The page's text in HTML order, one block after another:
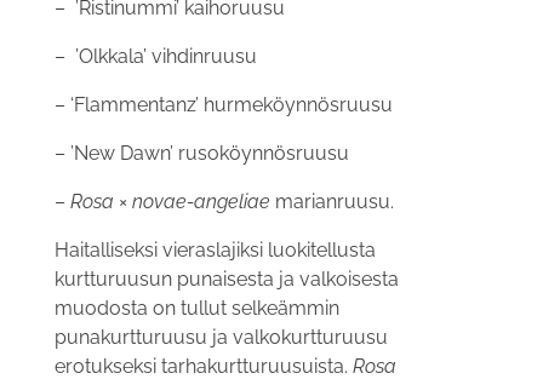
– ’Ristinummi’ kaihoruusu
– ’Olkkala’ vihdinruusu
– ‘Flammentanz’ hurmeköynnösruusu
– ’New Dawn’ rusoköynnösruusu
– Rosa × novae-angeliae marianruusu.
Haitalliseksi vieraslajiksi luokitellusta
kurtturuusun punaisesta ja valkoisesta
muodosta on tullut selkeämmin
punakurtturuusu ja valkokurtturuusu
erotukseksi tarhakurtturuusuista. Rosa